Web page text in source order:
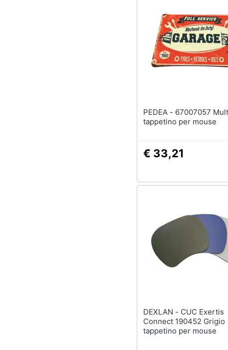
PEDEA - 67007057 Multicolore
tappetino per mouse
€ 33,21
DEXLAN - CUC Exertis
Connect 190452 Grigio
tappetino per mouse